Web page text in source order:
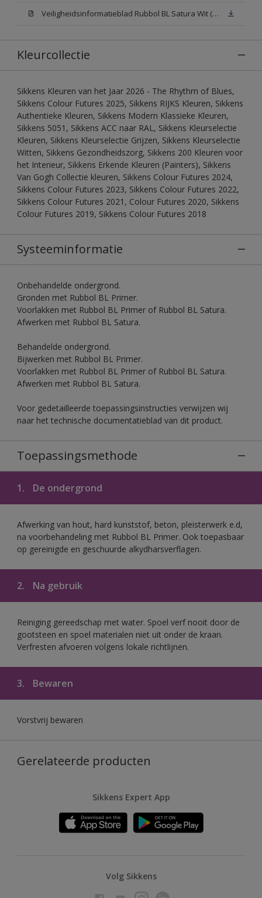
Veiligheidsinformatieblad Rubbol BL Satura Wit (MSDS)
Kleurcollectie
Sikkens Kleuren van het Jaar 2026 - The Rhythm of Blues,
Sikkens Colour Futures 2025, Sikkens RIJKS Kleuren, Sikkens
Authentieke Kleuren, Sikkens Modern Klassieke Kleuren,
Sikkens 5051, Sikkens ACC naar RAL, Sikkens Kleurselectie
Kleuren, Sikkens Kleurselectie Grijzen, Sikkens Kleurselectie
Witten, Sikkens Gezondheidszorg, Sikkens 200 Kleuren voor
het Interieur, Sikkens Erkende Kleuren (Painters), Sikkens
Van Gogh Collectie kleuren, Sikkens Colour Futures 2024,
Sikkens Colour Futures 2023, Sikkens Colour Futures 2022,
Sikkens Colour Futures 2021, Colour Futures 2020, Sikkens
Colour Futures 2019, Sikkens Colour Futures 2018
Systeeminformatie
Onbehandelde ondergrond.
Gronden met Rubbol BL Primer.
Voorlakken met Rubbol BL Primer of Rubbol BL Satura.
Afwerken met Rubbol BL Satura.
Behandelde ondergrond.
Bijwerken met Rubbol BL Primer.
Voorlakken met Rubbol BL Primer of Rubbol BL Satura.
Afwerken met Rubbol BL Satura.
Voor gedetailleerde toepassingsinstructies verwijzen wij
naar het technische documentatieblad van dit product.
Toepassingsmethode
1. De ondergrond
Afwerking van hout, hard kunststof, beton, pleisterwerk e.d,
na voorbehandeling met Rubbol BL Primer. Ook toepasbaar
op gereinigde en geschuurde alkydharsverflagen.
2. Na gebruik
Reiniging gereedschap met water. Spoel verf nooit door de
gootsteen en spoel materialen niet uit onder de kraan.
Verfresten afvoeren volgens lokale richtlijnen.
3. Bewaren
Vorstvrij bewaren
Gerelateerde producten
Sikkens Expert App
Volg Sikkens